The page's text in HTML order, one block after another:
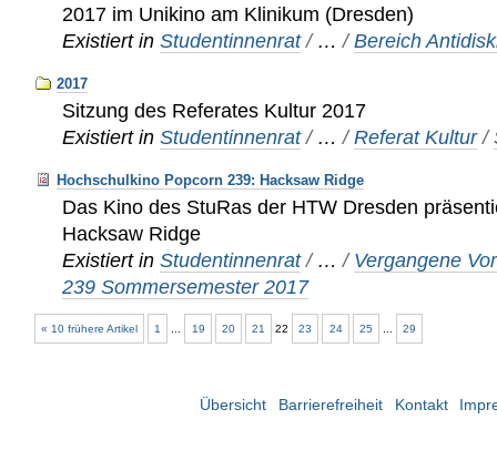
2017 im Unikino am Klinikum (Dresden)
Existiert in Studentinnenrat / …/Bereich
2017
Sitzung des Referates Kultur 2017
Existiert in Studentinnenrat / …/Referat Kultur /
Hochschulkino Popcorn 239: Hacksaw Ridge
Das Kino des StuRas der HTW Dresden
Hacksaw Ridge
Existiert in Studentinnenrat / …/ Vergangene
239 Sommersemester 2017
« 10 frühere Artikel 1 19 20 21 22 23 24 25 29
Übersicht Barrierefreiheit Kontakt